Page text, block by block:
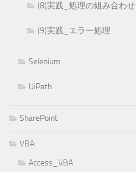
(8)実践_処理の組み合わせ
(9)実践_エラー処理
Selenium
UiPath
SharePoint
VBA
Access_VBA